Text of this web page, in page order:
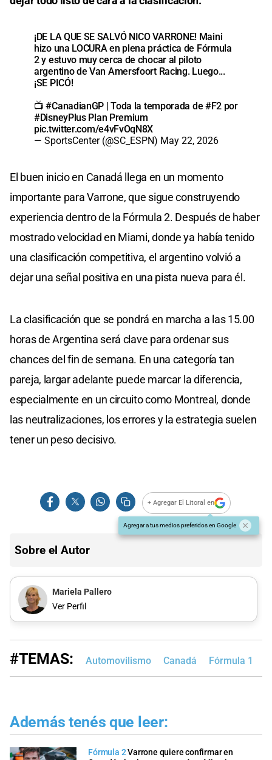
¡DE LA QUE SE SALVÓ NICO VARRONE! Maini
hizo una LOCURA en plena práctica de Fórmula
2 y estuvo muy cerca de chocar al piloto
argentino de Van Amersfoort Racing. Luego...
¡SE PICÓ!
📺#CanadianGP | Toda la temporada de #F2 por
#DisneyPlusPlan Premium
pic.twitter.com/e4vFvOqN8X
— SportsCenter (@SC_ESPN) May 22, 2026
El buen inicio en Canadá llega en un momento
importante para Varrone, que sigue construyendo
experiencia dentro de la Fórmula 2. Después de haber
mostrado velocidad en Miami, donde ya había tenido
una clasificación competitiva, el argentino volvió a
dejar una señal positiva en una pista nueva para él.
La clasificación que se pondrá en marcha a las 15.00
horas de Argentina será clave para ordenar sus
chances del fin de semana. En una categoría tan
pareja, largar adelante puede marcar la diferencia,
especialmente en un circuito como Montreal, donde
las neutralizaciones, los errores y la estrategia suelen
tener un peso decisivo.
+ Agregar El Litoral en
Agregar a tus medios preferidos en Google
Sobre el Autor
Mariela Pallero
Ver Perfil
#TEMAS: Automovilismo Canadá Fórmula 1
Además tenés que leer:
Fórmula 2Varrone quiere confirmar en